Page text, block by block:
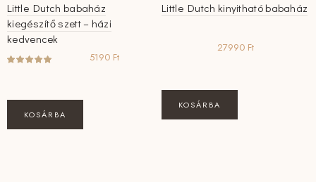
Little Dutch babaház
kiegészítő szett – házi
kedvencek
5190 Ft
KOSÁRBA
Little Dutch kinyitható babaház
27990 Ft
KOSÁRBA